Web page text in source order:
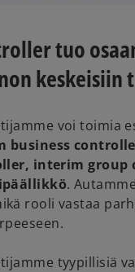
n
s
i
a
n
e
w
t
tuo
keskeisiin
voi toimia
business
interim group
. Autamme
rooli vastaa
tyypillisiä